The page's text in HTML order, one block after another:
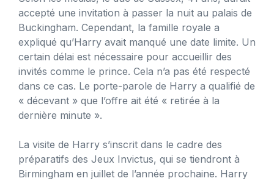
accepté une invitation à passer la nuit au palais de
Buckingham. Cependant, la famille royale a
expliqué qu’Harry avait manqué une date limite. Un
certain délai est nécessaire pour accueillir des
invités comme le prince. Cela n’a pas été respecté
dans ce cas. Le porte-parole de Harry a qualifié de
« décevant » que l’offre ait été « retirée à la
dernière minute ».
La visite de Harry s’inscrit dans le cadre des
préparatifs des Jeux Invictus, qui se tiendront à
Birmingham en juillet de l’année prochaine. Harry